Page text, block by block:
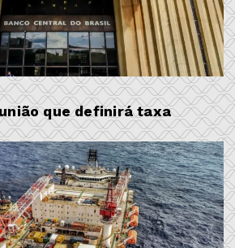
que definirá taxa